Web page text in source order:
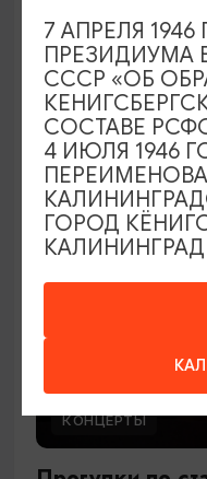
В джазе
27.09.2026 17:00
Светлогорск,
ОТ 900₽
КОНЦЕРТЫ
7 АПРЕЛЯ
ПРЕЗИДИУМА
СССР «ОБ
СОСТАВЕ
4 ИЮЛЯ 1946
ГОРОД
КАЛИНИНГРАД